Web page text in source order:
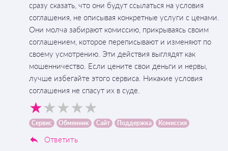
сразу сказать, что они будут ссылаться на условия
соглашения, не описывая конкретные услуги с ценами.
Они молча забирают комиссию, прикрываясь своим
соглашением, которое переписывают и изменяют по
своему усмотрению. Эти действия выглядят как
мошенничество. Если цените свои деньги и нервы,
лучше избегайте этого сервиса. Никакие условия
соглашения не спасут их в суде.
Сервис Обменник Сайт Поддержка Комиссия
Ответить